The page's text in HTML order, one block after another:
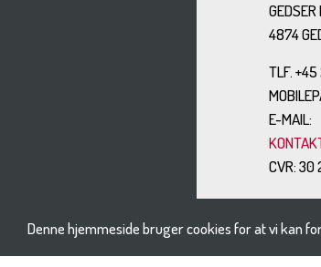
Denne hjemmeside bruger cookies for at vi kan
4874
TLF.
E-MAIL:
CVR: